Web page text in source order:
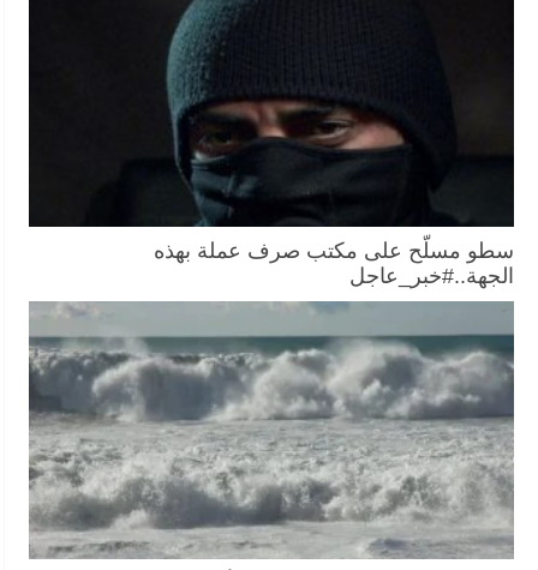
سطو مسلّح على مكتب صرف عملة بهذه
الجهة..#خبر_عاجل